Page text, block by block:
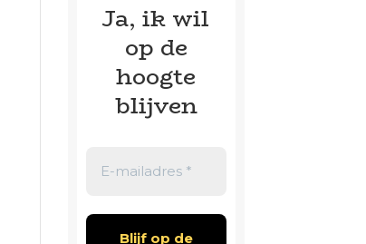
Ja, ik wil
op de
hoogte
blijven